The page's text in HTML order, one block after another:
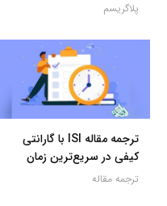
پلاگریسم
ترجمه مقاله ISI با گارانتی
کیفی در سریع‌ترین زمان
ترجمه مقاله